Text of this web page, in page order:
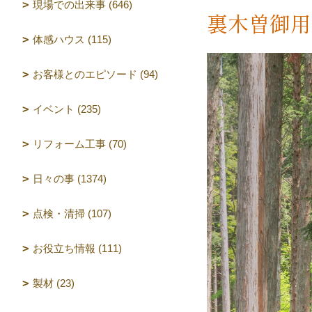
裏木曽御
現場での出来事 (646)
体感ハウス (115)
お客様とのエピソード (94)
イベント (235)
リフォーム工事 (70)
日々の事 (1374)
点検・清掃 (107)
お役立ち情報 (111)
製材 (23)